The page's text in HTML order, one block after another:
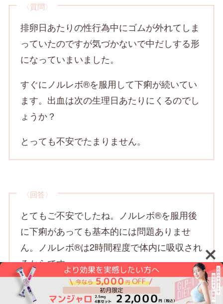
〈質問〉
排卵日あたりの性行為中にゴムが外れてしま
っていたのですが気づかないで中だしする形
になっていまいました。
すぐにノルレボ®を服用して下痢が続いてい
ます。出血は次の生理日あたりにくるのでし
ょうか？
とっても不安でたまりません。
〈回答〉
とてもご不安でしたね。ノルレボ®を服用後
に下痢があっても基本的には問題ありませ
ん。ノルレボ®は2時間程度で体内に吸収され
るからです。
下痢の原因がノルレボ®による副作用か、そ